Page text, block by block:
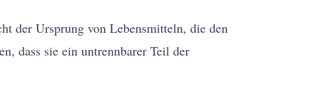
der Ursprung von Lebensmitteln, die den
dass sie ein untrennbarer Teil der